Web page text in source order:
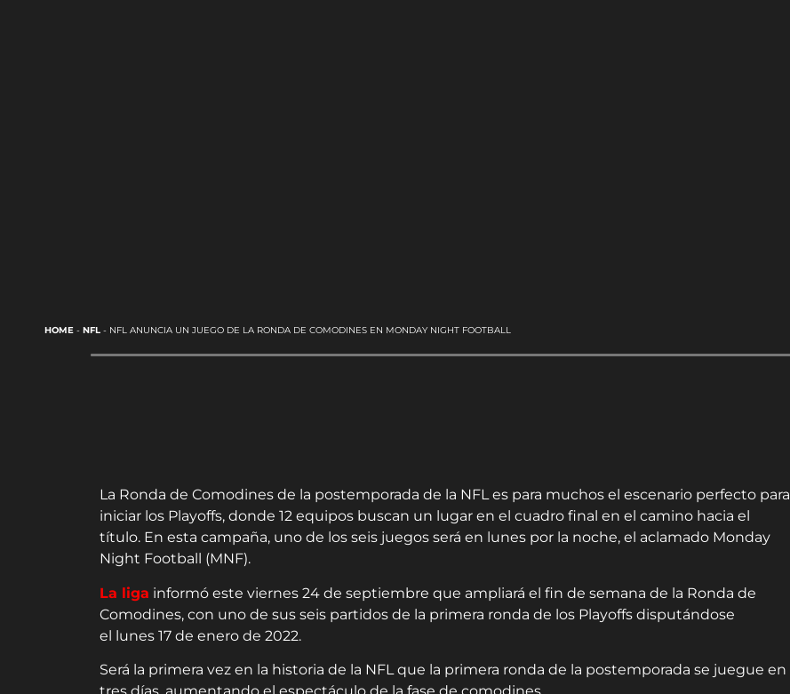
HOME- NFL- NFL ANUNCIA UN JUEGO DE LA RONDA DE COMODINES EN MONDAY NIGHT FOOTBALL
La Ronda de Comodines de la postemporada de la NFL es para muchos el escenario perfecto para
iniciar los Playoffs, donde 12 equipos buscan un lugar en el cuadro final en el camino hacia el
título. En esta campaña, uno de los seis juegos será en lunes por la noche, el aclamado Monday
Night Football (MNF).
La liga informó este viernes 24 de septiembre que ampliará el fin de semana de la Ronda de
Comodines, con uno de sus seis partidos de la primera ronda de los Playoffs disputándose
el lunes 17 de enero de 2022.
Será la primera vez en la historia de la NFL que la primera ronda de la postemporada se juegue en